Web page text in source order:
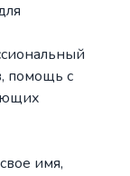
помощь с
имя,